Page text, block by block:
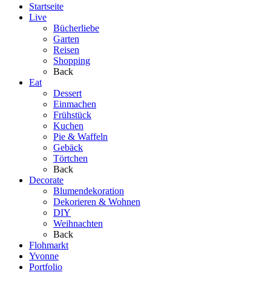
Startseite
Live
Bücherliebe
Garten
Reisen
Shopping
Back
Eat
Dessert
Einmachen
Frühstück
Kuchen
Pie & Waffeln
Gebäck
Törtchen
Back
Decorate
Blumendekoration
Dekorieren & Wohnen
DIY
Weihnachten
Back
Flohmarkt
Yvonne
Portfolio